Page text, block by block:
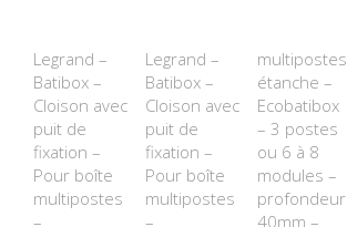
Legrand –
Batibox –
Cloison avec
puit de
fixation –
Pour boîte
multipostes
–
Legrand –
Batibox –
Cloison avec
puit de
fixation –
Pour boîte
multipostes
–
multipostes
étanche –
Ecobatibox
– 3 postes
ou 6 à 8
modules –
profondeur
40mm –